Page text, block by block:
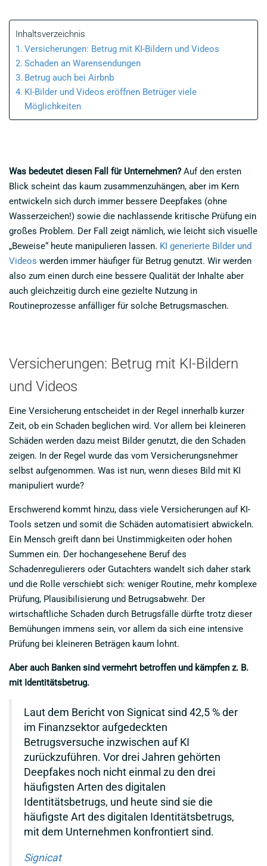
Inhaltsverzeichnis
Versicherungen: Betrug mit KI-Bildern und Videos
Schaden an Warensendungen
Betrug auch bei Airbnb
KI-Bilder und Videos eröffnen Betrüger viele
Möglichkeiten
Was bedeutet diesen Fall für Unternehmen?Auf den ersten
Blick scheint das kaum zusammenzuhängen, aber im Kern
entwickeln sich durch immer bessere Deepfakes (ohne
Wasserzeichen!) sowie die nachlassende kritische Prüfung ein
großes Problem. Der Fall zeigt nämlich, wie leicht sich visuelle
„Beweise“ heute manipulieren lassen. KI generierte Bilder und
Videos werden immer häufiger für Betrug genutzt. Wir werden
also zum einen durch eine bessere Qualität der Inhalte aber
auch gleichzeitig durch eine gezielte Nutzung in
Routineprozesse anfälliger für solche Betrugsmaschen.
Versicherungen: Betrug mit KI-Bildern
und Videos
Eine Versicherung entscheidet in der Regel innerhalb kurzer
Zeit, ob ein Schaden beglichen wird. Vor allem bei kleineren
Schäden werden dazu meist Bilder genutzt, die den Schaden
zeigen. In der Regel wurde das vom Versicherungsnehmer
selbst aufgenommen. Was ist nun, wenn dieses Bild mit KI
manipuliert wurde?
Erschwerend kommt hinzu, dass viele Versicherungen auf KI-
Tools setzen und somit die Schäden automatisiert abwickeln.
Ein Mensch greift dann bei Unstimmigkeiten oder hohen
Summen ein. Der hochangesehene Beruf des
Schadenregulierers oder Gutachters wandelt sich daher stark
und die Rolle verschiebt sich: weniger Routine, mehr komplexe
Prüfung, Plausibilisierung und Betrugsabwehr. Der
wirtschaftliche Schaden durch Betrugsfälle dürfte trotz dieser
Bemühungen immens sein, vor allem da sich eine intensive
Prüfung bei kleineren Beträgen kaum lohnt.
Aber auch Banken sind vermehrt betroffen und kämpfen z. B.
mit Identitätsbetrug.
Laut dem Bericht von Signicat sind 42,5 % der
im Finanzsektor aufgedeckten
Betrugsversuche inzwischen auf KI
zurückzuführen. Vor drei Jahren gehörten
Deepfakes noch nicht einmal zu den drei
häufigsten Arten des digitalen
Identitätsbetrugs, und heute sind sie die
häufigste Art des digitalen Identitätsbetrugs,
mit dem Unternehmen konfrontiert sind.
Signicat